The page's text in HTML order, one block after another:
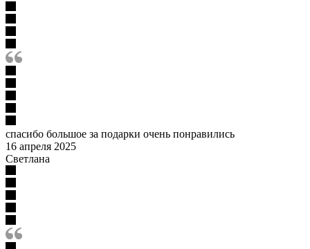
спасибо большое за подарки очень понравились
16 апреля 2025
Светлана